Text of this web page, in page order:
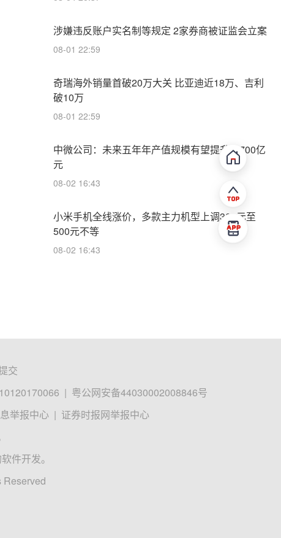
涉嫌违反账户实名制等规定 2家券商被证监会立案
08-01 22:59
奇瑞海外销量首破20万大关 比亚迪近18万、吉利
破10万
08-01 22:59
中微公司：未来五年年产值规模有望提升至700亿
元
08-02 16:43
小米手机全线涨价，多款主力机型上调300元至
500元不等
08-02 16:43
交
| 粤公网安备44030002008846号
举报中心 | 证券时报网举报中心
件开发。
Reserved